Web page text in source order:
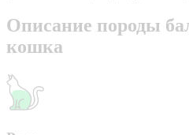
Описание породы
кошка